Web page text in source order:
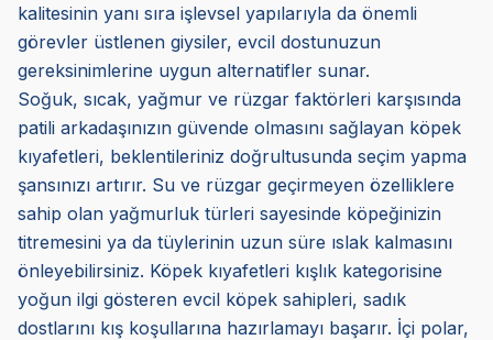
kalitesinin yanı sıra işlevsel yapılarıyla da önemli
görevler üstlenen giysiler, evcil dostunuzun
gereksinimlerine uygun alternatifler sunar.
Soğuk, sıcak, yağmur ve rüzgar faktörleri karşısında
patili arkadaşınızın güvende olmasını sağlayan köpek
kıyafetleri, beklentileriniz doğrultusunda seçim yapma
şansınızı artırır. Su ve rüzgar geçirmeyen özelliklere
sahip olan yağmurluk türleri sayesinde köpeğinizin
titremesini ya da tüylerinin uzun süre ıslak kalmasını
önleyebilirsiniz. Köpek kıyafetleri kışlık kategorisine
yoğun ilgi gösteren evcil köpek sahipleri, sadık
dostlarını kış koşullarına hazırlamayı başarır. İçi polar,